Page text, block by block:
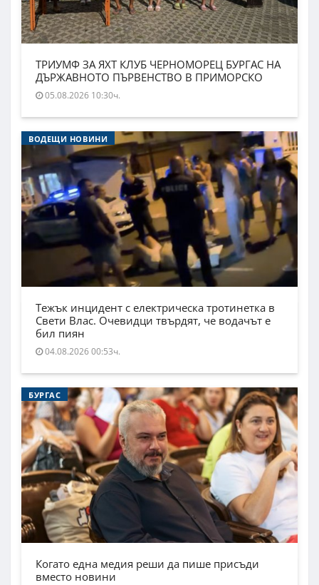
ТРИУМФ ЗА ЯХТ КЛУБ ЧЕРНОМОРЕЦ БУРГАС НА
ДЪРЖАВНОТО ПЪРВЕНСТВО В ПРИМОРСКО
05.08.2026 10:30ч.
ВОДЕЩИ НОВИНИ
Тежък инцидент с електрическа тротинетка в
Свети Влас. Очевидци твърдят, че водачът е
бил пиян
04.08.2026 00:53ч.
БУРГАС
Когато една медия реши да пише присъди
вместо новини